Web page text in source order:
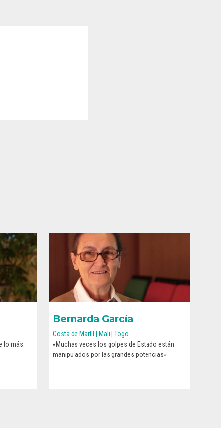
lo más
Bernarda García
Costa de Marfil | Mali | Togo
«Muchas veces los golpes de Estado están
manipulados por las grandes potencias»
CONOCE SU HISTORIA